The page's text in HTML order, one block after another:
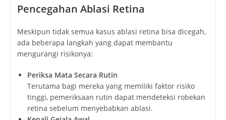
Pencegahan Ablasi Retina
Meskipun tidak semua kasus ablasi retina bisa dicegah,
ada beberapa langkah yang dapat membantu
mengurangi risikonya:
Periksa Mata Secara Rutin
Terutama bagi mereka yang memiliki faktor risiko
tinggi, pemeriksaan rutin dapat mendeteksi robekan
retina sebelum menyebabkan ablasi.